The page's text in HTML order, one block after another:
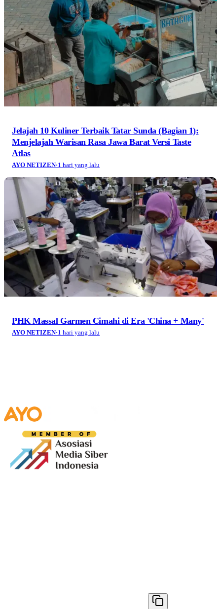
Jelajah 10 Kuliner Terbaik Tatar Sunda (Bagian 1):
Menjelajah Warisan Rasa Jawa Barat Versi Taste
Atlas
AYO NETIZEN·1 hari yang lalu
PHK Massal Garmen Cimahi di Era 'China + Many'
AYO NETIZEN·1 hari yang lalu